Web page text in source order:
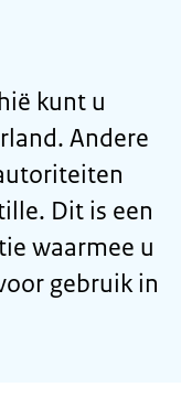
kunt u
Andere
Dit is een
waarmee u
gebruik in